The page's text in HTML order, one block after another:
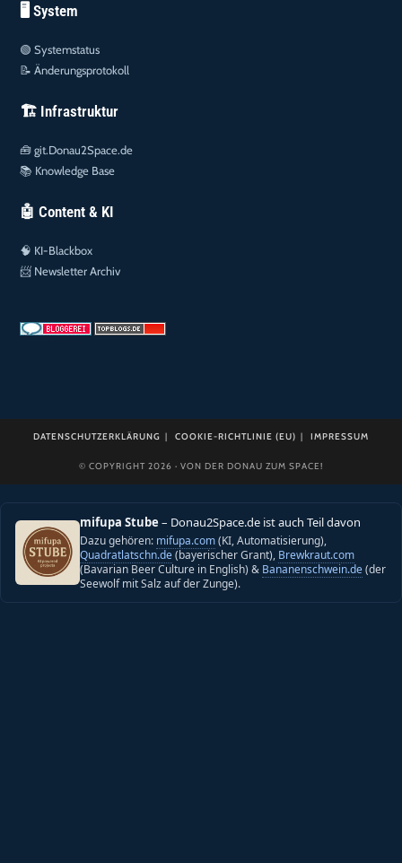
🖥️ System
🟢Systemstatus
📝Änderungsprotokoll
🏗️ Infrastruktur
🧰git.Donau2Space.de
📚 Knowledge Base
🤖 Content & KI
🧠 KI-Blackbox
📨 Newsletter Archiv
DATENSCHUTZERKLÄRUNG COOKIE-RICHTLINIE (EU) IMPRESSUM
© COPYRIGHT 2026 · VON DER DONAU ZUM SPACE!
mifupa Stube – Donau2Space.de ist auch Teil davon
Dazu gehören: mifupa.com(KI, Automatisierung),
Quadratlatschn.de(bayerischer Grant), Brewkraut.com
(Bavarian Beer Culture in English) & Bananenschwein.de(der
Seewolf mit Salz auf der Zunge).